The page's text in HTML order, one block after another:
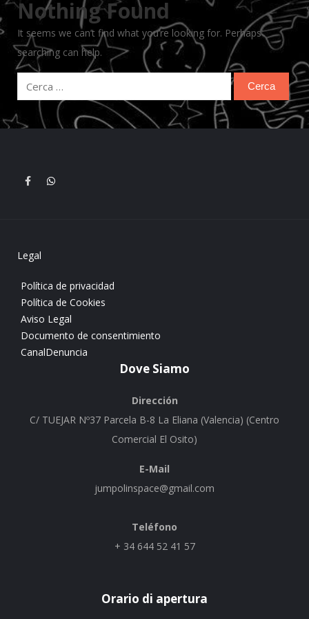
Nothing Found
It seems we can’t find what you’re looking for. Perhaps
searching can help.
Ricerca
per:
Legal
Política de privacidad
Política de Cookies
Aviso Legal
Documento de consentimiento
CanalDenuncia
Dove Siamo
Dirección
C/ TUEJAR Nº37 Parcela B-8 La Eliana (Valencia) (Centro
Comercial El Osito)
E-Mail
jumpolinspace@gmail.com
Teléfono
+ 34 644 52 41 57
Orario di apertura